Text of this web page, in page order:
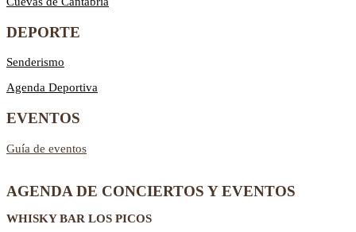
DEPORTE
Senderismo
Agenda Deportiva
EVENTOS
Guía de eventos
AGENDA DE CONCIERTOS Y EVENTOS
WHISKY BAR LOS PICOS